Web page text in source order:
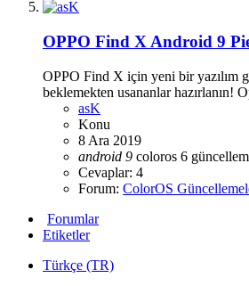
OPPO Find X Android 9
OPPO Find X için yeni bir yazılım
beklemekten usananlar hazırlanın!
asK
Konu
8 Ara 2019
android 9 coloros 6
Cevaplar: 4
Forum: ColorOS
Forumlar
Etiketler
Türkçe (TR)